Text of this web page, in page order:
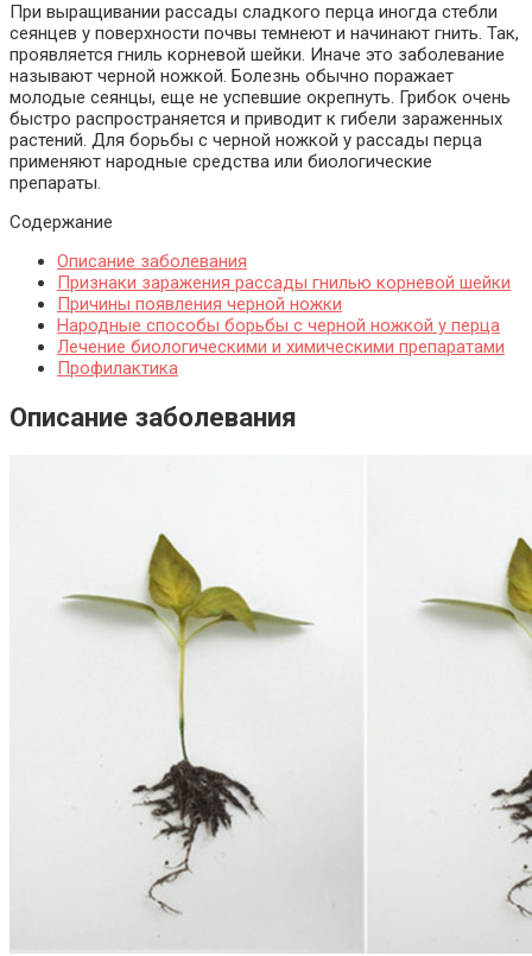
При выращивании рассады сладкого перца иногда стебли
сеянцев у поверхности почвы темнеют и начинают гнить. Так,
проявляется гниль корневой шейки. Иначе это заболевание
называют черной ножкой. Болезнь обычно поражает
молодые сеянцы, еще не успевшие окрепнуть. Грибок очень
быстро распространяется и приводит к гибели зараженных
растений. Для борьбы с черной ножкой у рассады перца
применяют народные средства или биологические
препараты.
Содержание
Описание заболевания
Признаки заражения рассады гнилью корневой шейки
Причины появления черной ножки
Народные способы борьбы с черной ножкой у перца
Лечение биологическими и химическими препаратами
Профилактика
Описание заболевания